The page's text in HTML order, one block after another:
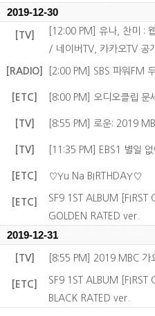
2019-12-30
[TV]
[12:00 PM] 유나, 찬미 :
/ 네이버TV, 카카오TV 공
[RADIO] [2:00 PM] SBS 파워FM
[ETC] [8:00 PM] 오디오클립 문
[TV] [8:55 PM] 로운: 2019
[TV] [11:35 PM] EBS1 별일
[ETC] ♡Yu Na BIRTHDAY♡
[ETC]
SF9 1ST ALBUM [FIRST
GOLDEN RATED ver.
2019-12-31
[TV] [8:55 PM] 2019 MBC
[ETC]
SF9 1ST ALBUM [FIRST
BLACK RATED ver.